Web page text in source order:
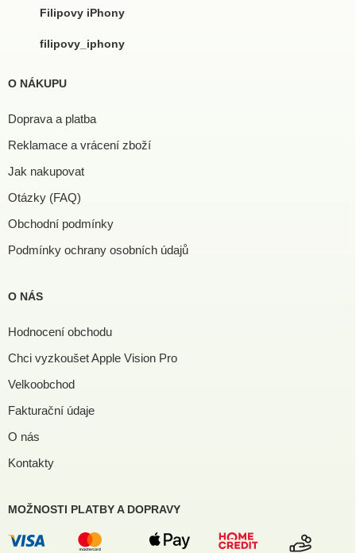
Filipovy iPhony
filipovy_iphony
O NÁKUPU
Doprava a platba
Reklamace a vrácení zboží
Jak nakupovat
Otázky (FAQ)
Obchodní podmínky
Podmínky ochrany osobních údajů
O NÁS
Hodnocení obchodu
Chci vyzkoušet Apple Vision Pro
Velkoobchod
Fakturační údaje
O nás
Kontakty
MOŽNOSTI PLATBY A DOPRAVY